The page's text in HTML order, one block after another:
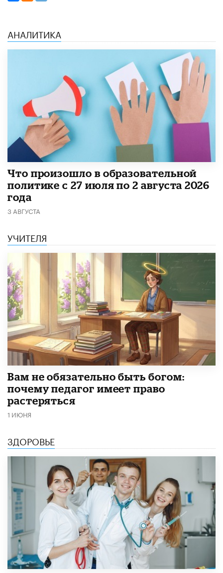
АНАЛИТИКА
​Что произошло в образовательной
политике с 27 июля по 2 августа 2026
года
3 АВГУСТА
УЧИТЕЛЯ
​Вам не обязательно быть богом:
почему педагог имеет право
растеряться
1 ИЮНЯ
ЗДОРОВЬЕ